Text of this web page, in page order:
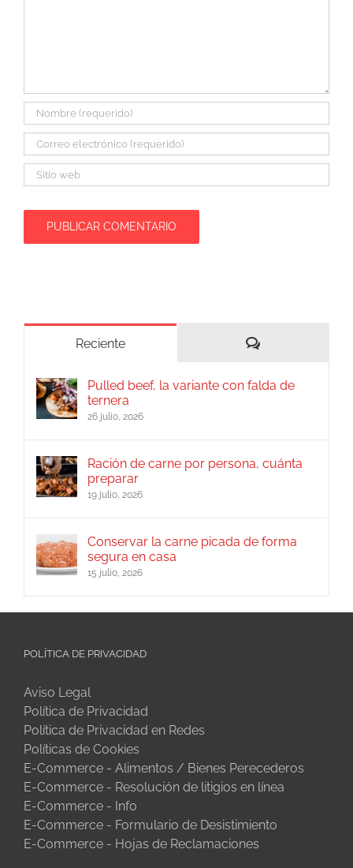
Reciente Comentarios
Pulled beef, la variante con falda de
ternera
26 julio, 2026
Ración de carne por persona, cuánta
preparar
19 julio, 2026
Conservar la carne picada de forma
segura en casa
15 julio, 2026
POLÍTICA DE PRIVACIDAD
Aviso Legal
Política de Privacidad
Política de Privacidad en Redes
Políticas de Cookies
E-Commerce - Alimentos / Bienes Perecederos
E-Commerce - Resolución de litigios en línea
E-Commerce - Info
E-Commerce - Formulario de Desistimiento
E-Commerce - Hojas de Reclamaciones